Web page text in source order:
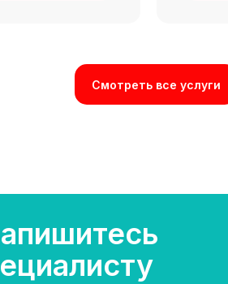
Смотреть все услуги